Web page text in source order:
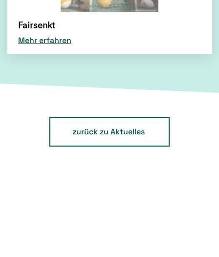
Fairsenkt
Mehr erfahren
zurück zu Aktuelles